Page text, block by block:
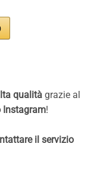
qualità grazie al
Instagram!
il servizio